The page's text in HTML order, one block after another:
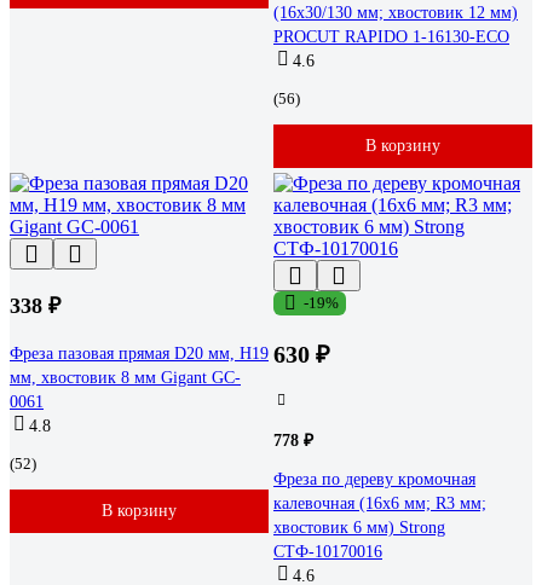
(16x30/130 мм; хвостовик 12 мм)
PROCUT RAPIDO 1-16130-ECO
4.6
(56)
В корзину
338 ₽
Фреза пазовая прямая D20 мм, H19
мм, хвостовик 8 мм Gigant GC-
0061
4.8
(52)
В корзину
-19%
630 ₽
778 ₽
Фреза по дереву кромочная
калевочная (16х6 мм; R3 мм;
хвостовик 6 мм) Strong
СТФ-10170016
4.6